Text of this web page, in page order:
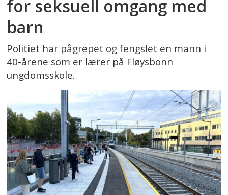
for seksuell omgang med
barn
Politiet har pågrepet og fengslet en mann i
40-årene som er lærer på Fløysbonn
ungdomsskole.